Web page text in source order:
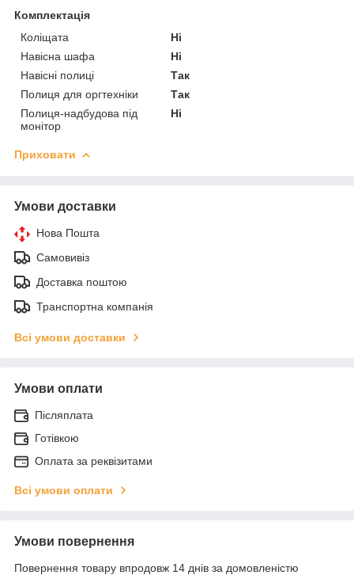
Комплектація
Коліщата
Ні
Навісна шафа
Ні
Навісні полиці
Так
Полиця для оргтехніки
Так
Полиця-надбудова під
монітор
Ні
Приховати
Умови доставки
Нова Пошта
Самовивіз
Доставка поштою
Транспортна компанія
Всі умови доставки
Умови оплати
Післяплата
Готівкою
Оплата за реквізитами
Всі умови оплати
Умови повернення
Повернення товару впродовж 14 днів за домовленістю